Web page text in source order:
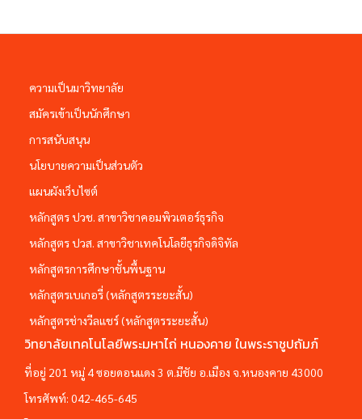
ความเป็นมาวิทยาลัย
สมัครเข้าเป็นนักศึกษา
การสนับสนุน
นโยบายความเป็นส่วนตัว
แผนผังเว็บไซต์
หลักสูตร ปวช. สาขาวิชาคอมพิวเตอร์ธุรกิจ
หลักสูตร ปวส. สาขาวิชาเทคโนโลยีธุรกิจดิจิทัล
หลักสูตรการศึกษาชั้นพื้นฐาน
หลักสูตรเบเกอรี่ (หลักสูตรระยะสั้น)
หลักสูตรช่างวีลแชร์ (หลักสูตรระยะสั้น)
วิทยาลัยเทคโนโลยีพระมหาไถ่ หนองคาย ในพระราชูปถัมภ์
ที่อยู่ 201 หมู่ 4 ซอยดอนแดง 3 ต.มีชัย อ.เมือง จ.หนองคาย 43000
โทรศัพท์: 042-465-645